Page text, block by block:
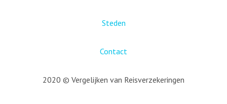
Steden
Contact
2020 © Vergelijken van Reisverzekeringen